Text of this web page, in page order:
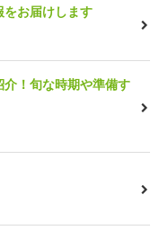
お届けします
！旬な時期や準備す